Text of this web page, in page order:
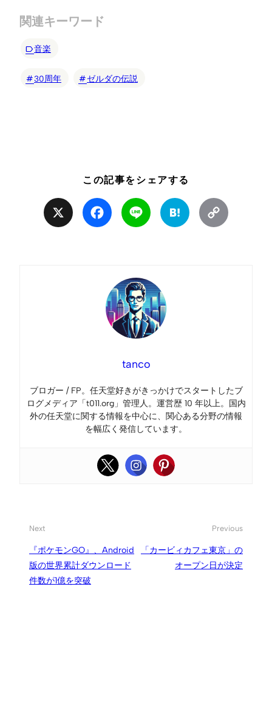
関連キーワード
音楽
30周年 ゼルダの伝説
この記事をシェアする
Facebook Line Hatena
tanco
ブロガー / FP。任天堂好きがきっかけでスタートしたブ
ログメディア「t011.org」管理人。運営歴 10 年以上。国内
外の任天堂に関する情報を中心に、関心ある分野の情報
を幅広く発信しています。
Next
『ポケモンGO』、Android
版の世界累計ダウンロード
件数が1億を突破
Previous
「カービィカフェ東京」の
オープン日が決定